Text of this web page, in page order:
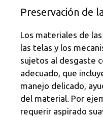
Preservación de
Los materiales de
las telas y los
sujetos al desgaste
adecuado, que
manejo delicado,
del material. Por
requerir aspirado